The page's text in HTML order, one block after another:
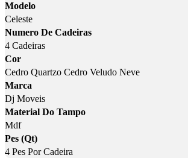
Modelo
Celeste
Numero De Cadeiras
4 Cadeiras
Cor
Cedro Quartzo Cedro Veludo Neve
Marca
Dj Moveis
Material Do Tampo
Mdf
Pes (Qt)
4 Pes Por Cadeira